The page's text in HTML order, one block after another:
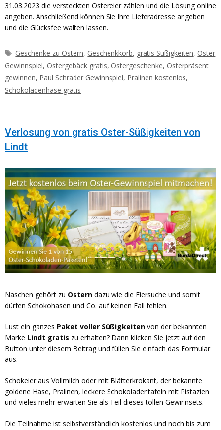
31.03.2023 die versteckten Ostereier zählen und die Lösung online
angeben. Anschließend können Sie Ihre Lieferadresse angeben
und die Glücksfee walten lassen.
Schlagwörter
Geschenke zu Ostern, Geschenkkorb, gratis Süßigkeiten,Oster
Gewinnspiel, Ostergebäck gratis, Ostergeschenke, Osterpräsent
gewinnen, Paul Schrader Gewinnspiel, Pralinen kostenlos,
Schokoladenhase gratis
Verlosung von gratis Oster-Süßigkeiten von
Lindt
Naschen gehört zu Ostern dazu wie die Eiersuche und somit
dürfen Schokohasen und Co. auf keinen Fall fehlen.
Lust ein ganzes Paket voller Süßigkeiten von der bekannten
Marke Lindt gratis zu erhalten? Dann klicken Sie jetzt auf den
Button unter diesem Beitrag und füllen Sie einfach das Formular
aus.
Schokeier aus Vollmilch oder mit Blätterkrokant, der bekannte
goldene Hase, Pralinen, leckere Schokoladentafeln mit Pistazien
und vieles mehr erwarten Sie als Teil dieses tollen Gewinnsets.
Die Teilnahme ist selbstverständlich kostenlos und noch bis zum